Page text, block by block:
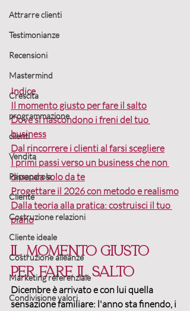
Attrarre clienti
Testimonianze
Recensioni
Mastermind
Crescita
programmazione
clienti
Vendita
Passaparola
Cliente
Costruzione relazioni
Cliente ideale
Costruzione alleanze
Marketing referenziale
Condivisione valori
Indice
Il momento giusto per fare il salto
Dove si nascondono i freni del tuo
business
Dal rincorrere i clienti al farsi scegliere
I primi passi verso un business che non
dipenda solo da te
Progettare il 2026 con metodo e realismo
Dalla teoria alla pratica: costruisci il tuo
piano
Il momento giusto
per fare il salto
Dicembre è arrivato e con lui quella
sensazione familiare: l'anno sta finendo, i